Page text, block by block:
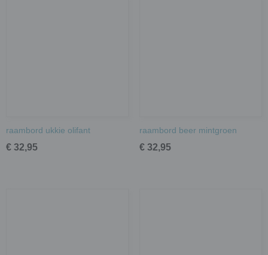
raambord ukkie olifant
€ 32,95
raambord beer mintgroen
€ 32,95